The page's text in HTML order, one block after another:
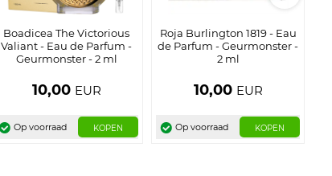
Boadicea The Victorious
Valiant - Eau de Parfum -
Geurmonster - 2 ml
10,00 EUR
Op voorraad KOPEN
Roja Burlington 1819 - Eau
de Parfum - Geurmonster -
2 ml
10,00 EUR
Op voorraad KOPEN